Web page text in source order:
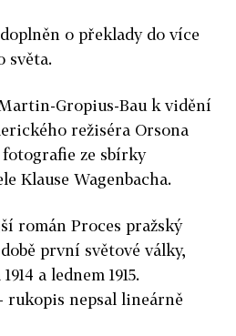
o překlady do více
světa.
Gropius-Bau k vidění
režiséra Orsona
fotografie ze sbírky
Klause Wagenbacha.
román Proces pražský
první světové války,
a lednem 1915.
rukopis nepsal lineárně